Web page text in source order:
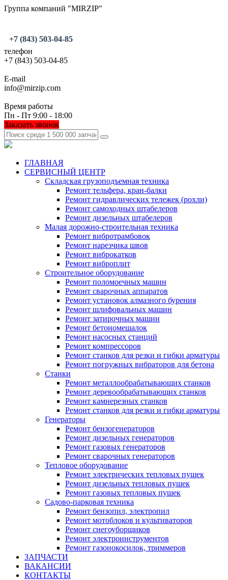
Группа компаний "MIRZIP"
+7 (843) 503-04-85
телефон
+7 (843) 503-04-85
E-mail
info@mirzip.com
Время работы
Пн - Пт 9:00 - 18:00
Заказать звонок
ГЛАВНАЯ
СЕРВИСНЫЙ ЦЕНТР
Складская грузоподъемная техника
Ремонт тельфера, кран-балки
Ремонт гидравлических тележек (рохли)
Ремонт самоходных штабелеров
Ремонт дизельных штабелеров
Малая дорожно-строительная техника
Ремонт вибротрамбовок
Ремонт нарезчика швов
Ремонт виброкатков
Ремонт виброплит
Строительное оборудование
Ремонт поломоечных машин
Ремонт сварочных аппаратов
Ремонт установок алмазного бурения
Ремонт шлифовальных машин
Ремонт затирочных машин
Ремонт бетономешалок
Ремонт насосных станций
Ремонт компрессоров
Ремонт станков для резки и гибки арматуры
Ремонт погружных вибраторов для бетона
Станки
Ремонт металлообрабатывающих станков
Ремонт деревообрабатывающих станков
Ремонт камнерезных станков
Ремонт станков для резки и гибки арматуры
Генераторы
Ремонт бензогенераторов
Ремонт дизельных генераторов
Ремонт газовых генераторов
Ремонт сварочных генераторов
Тепловое оборудование
Ремонт электрических тепловых пушек
Ремонт дизельных тепловых пушек
Ремонт газовых тепловых пушек
Садово-парковая техника
Ремонт бензопил, электропил
Ремонт мотоблоков и культиваторов
Ремонт снегоуборщиков
Ремонт электроинструментов
Ремонт газонокосилок, триммеров
ЗАПЧАСТИ
ВАКАНСИИ
КОНТАКТЫ